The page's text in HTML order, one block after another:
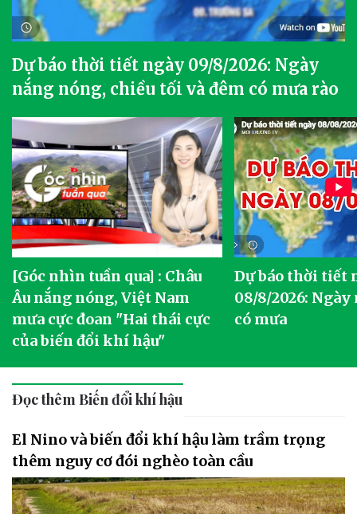
Dự báo thời tiết ngày 09/8/2026: Ngày
nắng nóng, chiều tối và đêm có mưa rào
[Góc nhìn tuần qua] : Châu
Âu nắng nóng, Việt Nam
mưa cực đoan "Hai thái cực
của biến đổi khí hậu"
Dự báo thời tiết
08/8/2026: Ngày
có mưa
Đọc thêm Biến đổi khí hậu
El Nino và biến đổi khí hậu làm trầm trọng
thêm nguy cơ đói nghèo toàn cầu